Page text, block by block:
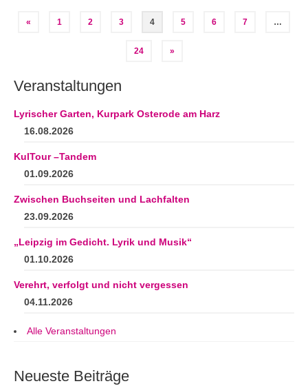
Seitennummerierung
Beiträge
« 1 2 3 4 5 6 7 …
24 »
Veranstaltungen
Lyrischer Garten, Kurpark Osterode am Harz
16.08.2026
KulTour –Tandem
01.09.2026
Zwischen Buchseiten und Lachfalten
23.09.2026
„Leipzig im Gedicht. Lyrik und Musik“
01.10.2026
Verehrt, verfolgt und nicht vergessen
04.11.2026
Alle Veranstaltungen
Neueste Beiträge